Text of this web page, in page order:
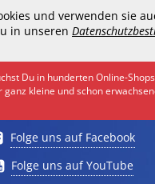
und verwenden sie
in unseren
Du in hunderten Online-
ganz kleine und schon
Folge uns auf Facebook
Folge uns auf YouTube